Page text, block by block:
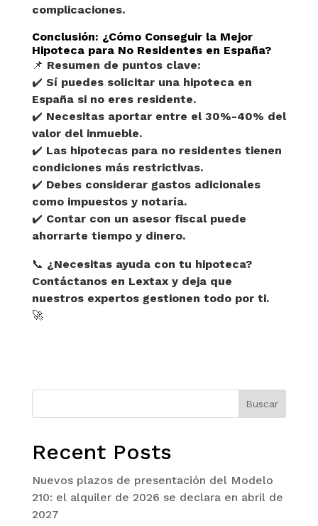
complicaciones.
Conclusión: ¿Cómo Conseguir la Mejor
Hipoteca para No Residentes en España?
📌 Resumen de puntos clave:
✔️ Sí puedes solicitar una hipoteca en
España si no eres residente.
✔️ Necesitas aportar entre el 30%-40% del
valor del inmueble.
✔️ Las hipotecas para no residentes tienen
condiciones más restrictivas.
✔️ Debes considerar gastos adicionales
como impuestos y notaría.
✔️ Contar con un asesor fiscal puede
ahorrarte tiempo y dinero.
📞 ¿Necesitas ayuda con tu hipoteca?
Contáctanos en Lextax y deja que
nuestros expertos gestionen todo por ti.
🚀
Buscar
Recent Posts
Nuevos plazos de presentación del Modelo
210: el alquiler de 2026 se declara en abril de
2027